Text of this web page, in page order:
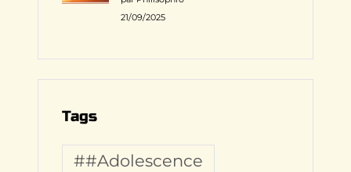
21/09/2025
Tags
##Adolescence